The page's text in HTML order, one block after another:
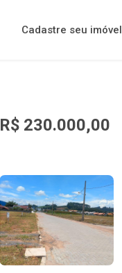
Cadastre seu imóvel
R$ 230.000,00